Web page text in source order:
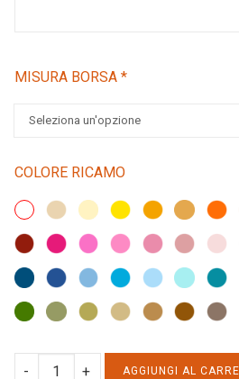
MISURA BORSA *
COLORE RICAMO
BORSA
AGGIUNGI AL